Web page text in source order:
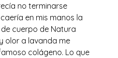
no terminarse
en mis manos la
cuerpo de Natura
olor a lavanda me
colágeno. Lo que